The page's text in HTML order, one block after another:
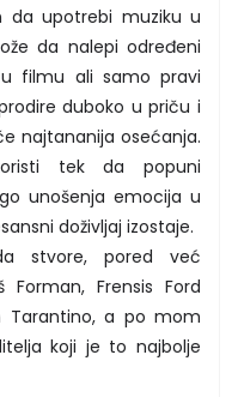
upotrebi muziku u
da nalepi određeni
filmu ali samo pravi
duboko u priču i
najtananija osećanja.
tek da popuni
unošenja emocija u
doživljaj izostaje.
stvore, pored već
Frensis Ford
Tarantino, a po mom
koji je to najbolje